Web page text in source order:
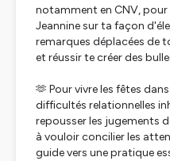
notamment en CNV,
Jeannine sur ta façon
remarques déplacées de
et réussir te créer des
🫶 Pour vivre les fêtes
difficultés relationnelles
repousser les jugements
à vouloir concilier les
guide vers une pratique